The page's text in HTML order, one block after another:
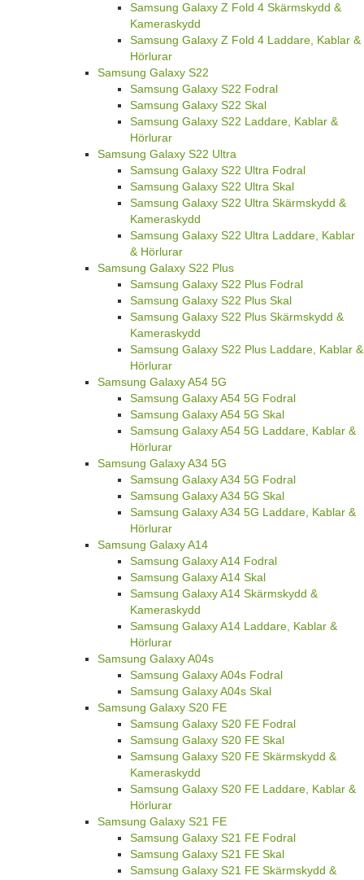
Samsung Galaxy Z Fold 4 Skärmskydd &
Kameraskydd
Samsung Galaxy Z Fold 4 Laddare, Kablar &
Hörlurar
Samsung Galaxy S22
Samsung Galaxy S22 Fodral
Samsung Galaxy S22 Skal
Samsung Galaxy S22 Laddare, Kablar &
Hörlurar
Samsung Galaxy S22 Ultra
Samsung Galaxy S22 Ultra Fodral
Samsung Galaxy S22 Ultra Skal
Samsung Galaxy S22 Ultra Skärmskydd &
Kameraskydd
Samsung Galaxy S22 Ultra Laddare, Kablar
& Hörlurar
Samsung Galaxy S22 Plus
Samsung Galaxy S22 Plus Fodral
Samsung Galaxy S22 Plus Skal
Samsung Galaxy S22 Plus Skärmskydd &
Kameraskydd
Samsung Galaxy S22 Plus Laddare, Kablar &
Hörlurar
Samsung Galaxy A54 5G
Samsung Galaxy A54 5G Fodral
Samsung Galaxy A54 5G Skal
Samsung Galaxy A54 5G Laddare, Kablar &
Hörlurar
Samsung Galaxy A34 5G
Samsung Galaxy A34 5G Fodral
Samsung Galaxy A34 5G Skal
Samsung Galaxy A34 5G Laddare, Kablar &
Hörlurar
Samsung Galaxy A14
Samsung Galaxy A14 Fodral
Samsung Galaxy A14 Skal
Samsung Galaxy A14 Skärmskydd &
Kameraskydd
Samsung Galaxy A14 Laddare, Kablar &
Hörlurar
Samsung Galaxy A04s
Samsung Galaxy A04s Fodral
Samsung Galaxy A04s Skal
Samsung Galaxy S20 FE
Samsung Galaxy S20 FE Fodral
Samsung Galaxy S20 FE Skal
Samsung Galaxy S20 FE Skärmskydd &
Kameraskydd
Samsung Galaxy S20 FE Laddare, Kablar &
Hörlurar
Samsung Galaxy S21 FE
Samsung Galaxy S21 FE Fodral
Samsung Galaxy S21 FE Skal
Samsung Galaxy S21 FE Skärmskydd &